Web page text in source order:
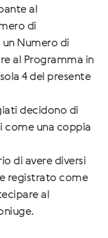
al
di
un Numero di
al Programma in
4 del presente
decidono di
come una coppia
di avere diversi
registrato come
al